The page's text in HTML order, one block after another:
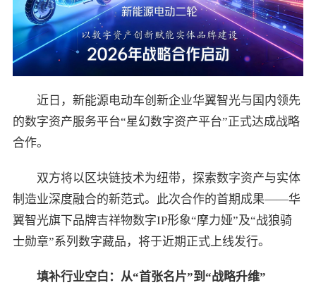
近日，新能源电动车创新企业华翼智光与国内领先
的数字资产服务平台“星幻数字资产平台”正式达成战略
合作。
双方将以区块链技术为纽带，探索数字资产与实体
制造业深度融合的新范式。此次合作的首期成果——华
翼智光旗下品牌吉祥物数字IP形象“摩力娅”及“战狼骑
士勋章”系列数字藏品，将于近期正式上线发行。
填补行业空白：从“首张名片”到“战略升维”